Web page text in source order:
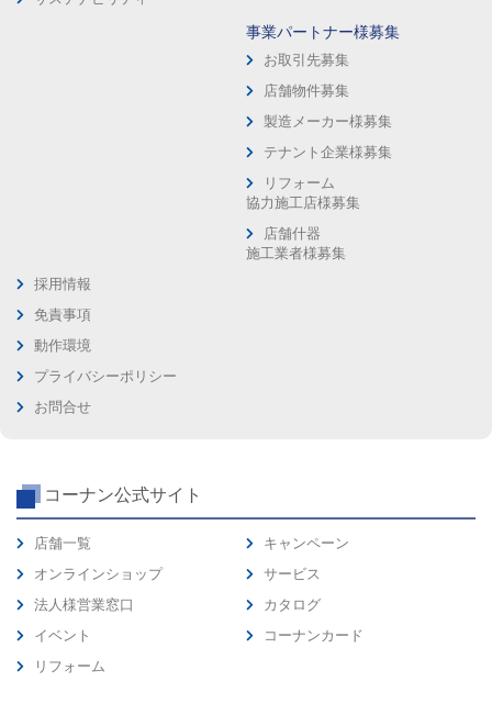
事業パートナー様募集
お取引先募集
店舗物件募集
製造メーカー様募集
テナント企業様募集
リフォーム
協力施工店様募集
店舗什器
施工業者様募集
採用情報
免責事項
動作環境
プライバシーポリシー
お問合せ
コーナン公式サイト
店舗一覧
オンラインショップ
法人様営業窓口
イベント
リフォーム
キャンペーン
サービス
カタログ
コーナンカード